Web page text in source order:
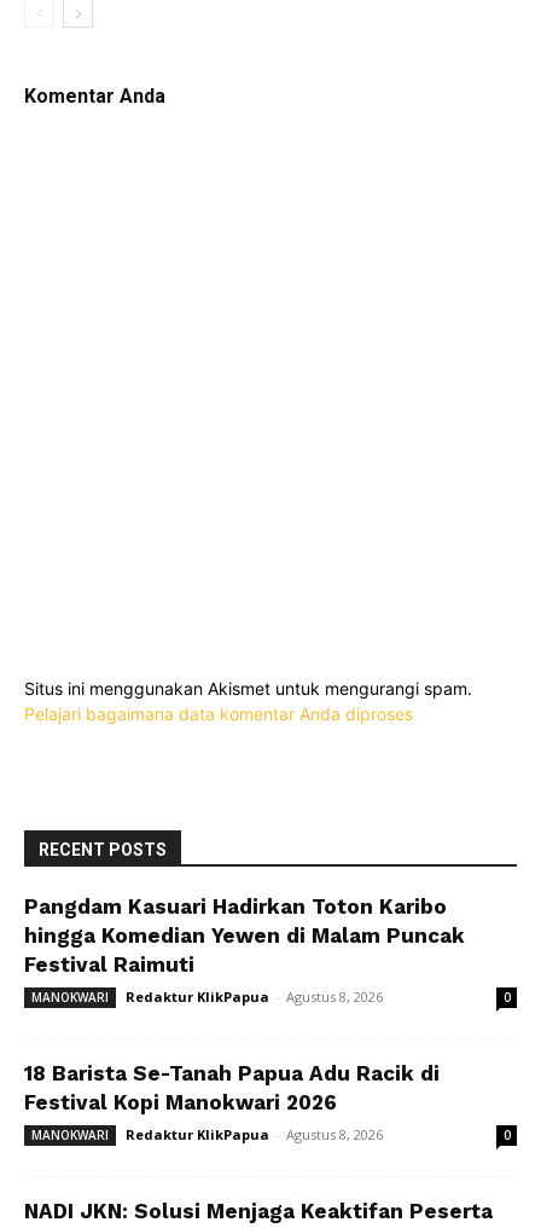
Komentar Anda
Situs ini menggunakan Akismet untuk mengurangi spam.
Pelajari bagaimana data komentar Anda diproses
RECENT POSTS
Pangdam Kasuari Hadirkan Toton Karibo
hingga Komedian Yewen di Malam Puncak
Festival Raimuti
MANOKWARI Redaktur KlikPapua - Agustus 8, 2026 0
18 Barista Se-Tanah Papua Adu Racik di
Festival Kopi Manokwari 2026
MANOKWARI Redaktur KlikPapua - Agustus 8, 2026 0
NADI JKN: Solusi Menjaga Keaktifan Peserta